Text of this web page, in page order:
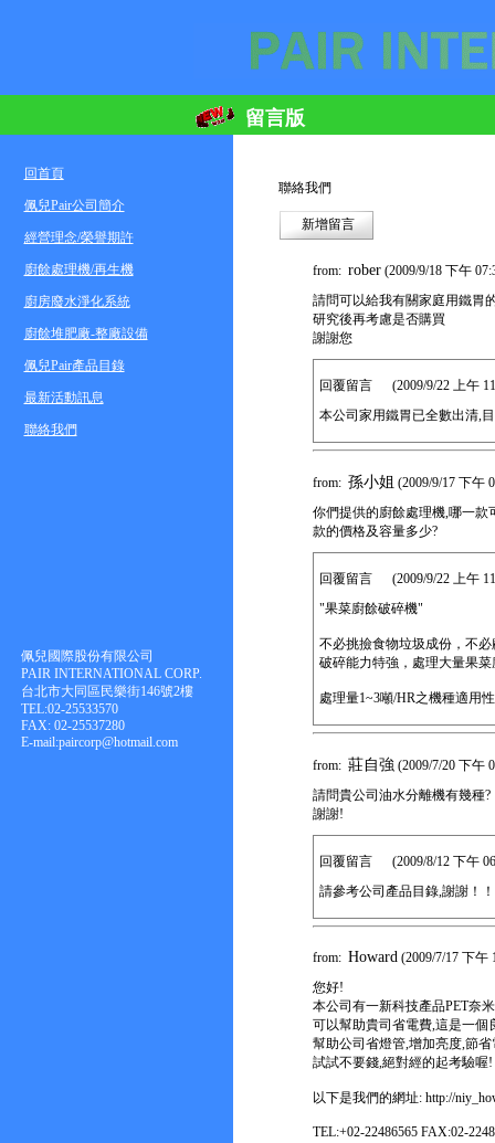
留言版
佩兒國際股份有限公司
PAIR INTERNATIONAL CORP.
台北市大同區民樂街146號2樓
TEL:02-25533570
FAX: 02-25537280
E-mail:paircorp@hotmail.com
回首頁
佩兒Pair公司簡介
經營理念/榮譽期許
廚餘處理機/再生機
廚房廢水淨化系統
廚餘堆肥廠-整廠設備
佩兒Pair產品目錄
最新活動訊息
聯絡我們
聯絡我們
新增留言
from: rober(2009/9/18 下午
請問可以給我有關家庭用鐵胃
研究後再考慮是否購買
謝謝您
回覆留言 (2009/9/22 上午
本公司家用鐵胃已全數出清,
from: 孫小姐 (2009/9/17 下午
你們提供的廚餘處理機,哪一款
款的價格及容量多少?
回覆留言 (2009/9/22 上午
"果菜廚餘破碎機"
不必挑撿食物垃圾成份，不
破碎能力特強，處理大量果
處理量1~3噸/HR之機種適用
from: 莊自強 (2009/7/20 下午
請問貴公司油水分離機有幾種?
謝謝!
回覆留言 (2009/8/12 下午
請參考公司產品目錄,謝謝！！
from: Howard(2009/7/17 下午
您好!
本公司有一新科技產品PET奈
可以幫助貴司省電費,這是一個
幫助公司省燈管,增加亮度,節省
試試不要錢,絕對經的起考驗喔!
以下是我們的網址: http://
TEL:+02-22486565 FAX:02-